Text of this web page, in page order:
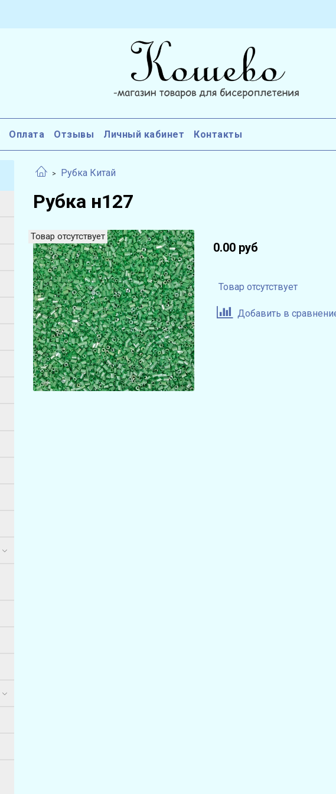
Оплата Отзывы Личный кабинет Контакты
Рубка Китай
Рубка н127
Товар отсутствует
0.00 руб
Товар отсутствует
Добавить в